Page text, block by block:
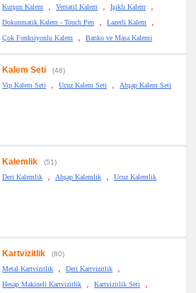
Kurşun Kalem , Versatil Kalem , Işıklı Kalem ,
Dokunmatik Kalem - Touch Pen , Lazerli Kalem ,
Çok Fonksiyonlu Kalem , Banko ve Masa Kalemi
Kalem Seti
(48)
Vip Kalem Seti
, Ucuz Kalem Seti , Ahşap Kalem Seti
Kalemlik
(51)
Deri Kalemlik
, Ahşap Kalemlik , Ucuz Kalemlik
Kartvizitlik
(80)
Metal Kartvizitlik
, Deri Kartvizitlik ,
Hesap Makineli Kartvizitlik , Kartvizitlik Seti ,